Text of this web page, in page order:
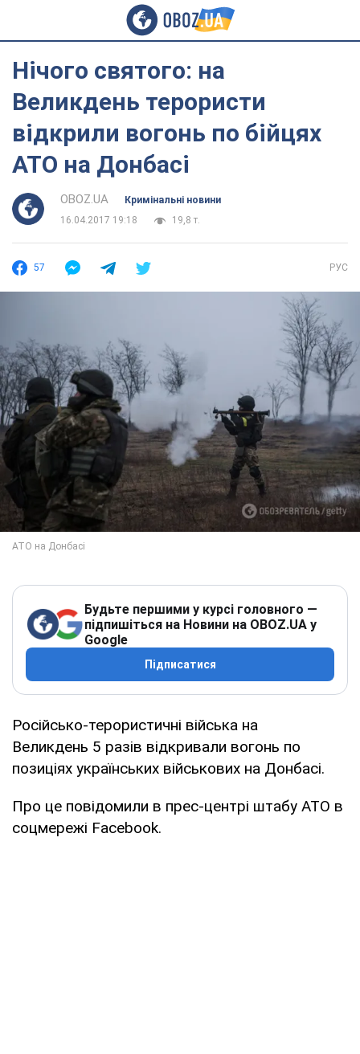
Нічого святого: на
Великдень терористи
відкрили вогонь по бійцях
АТО на Донбасі
OBOZ.UA
Кримінальні новини
16.04.2017 19:18
19,8 т.
57 РУС
Будьте першими у курсі головного —
підпишіться на Новини на OBOZ.UA у
Google
Підписатися
Російсько-терористичні війська на
Великдень 5 разів відкривали вогонь по
позиціях українських військових на Донбасі.
Про це повідомили в прес-центрі штабу АТО в
соцмережі Facebook.